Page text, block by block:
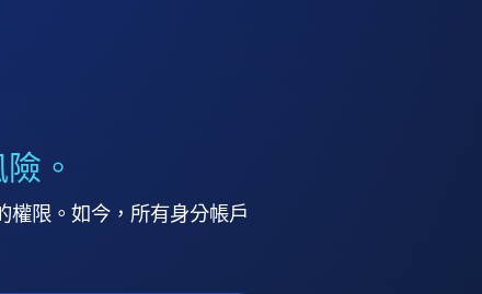
險。
權限。如今，所有身分帳戶